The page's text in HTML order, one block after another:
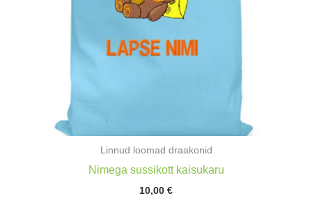
Linnud loomad draakonid
Nimega sussikott kaisukaru
10,00 €